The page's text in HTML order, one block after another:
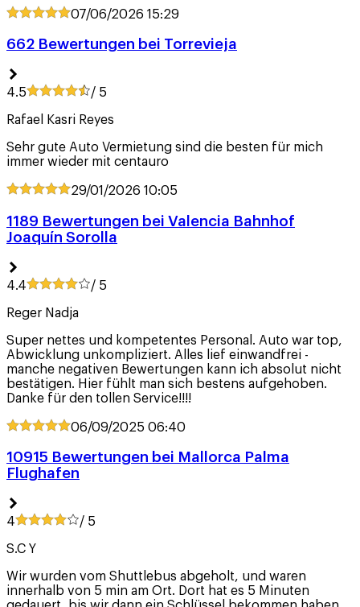
07/06/2026 15:29
662 Bewertungen bei Torrevieja
4.5 / 5
Rafael Kasri Reyes
Sehr gute Auto Vermietung sind die besten für mich
immer wieder mit centauro
29/01/2026 10:05
1189 Bewertungen bei Valencia Bahnhof
Joaquín Sorolla
4.4 / 5
Reger Nadja
Super nettes und kompetentes Personal. Auto war top,
Abwicklung unkompliziert. Alles lief einwandfrei -
manche negativen Bewertungen kann ich absolut nicht
bestätigen. Hier fühlt man sich bestens aufgehoben.
Danke für den tollen Service!!!!
06/09/2025 06:40
10915 Bewertungen bei Mallorca Palma
Flughafen
4 / 5
S.C Y
Wir wurden vom Shuttlebus abgeholt, und waren
innerhalb von 5 min am Ort. Dort hat es 5 Minuten